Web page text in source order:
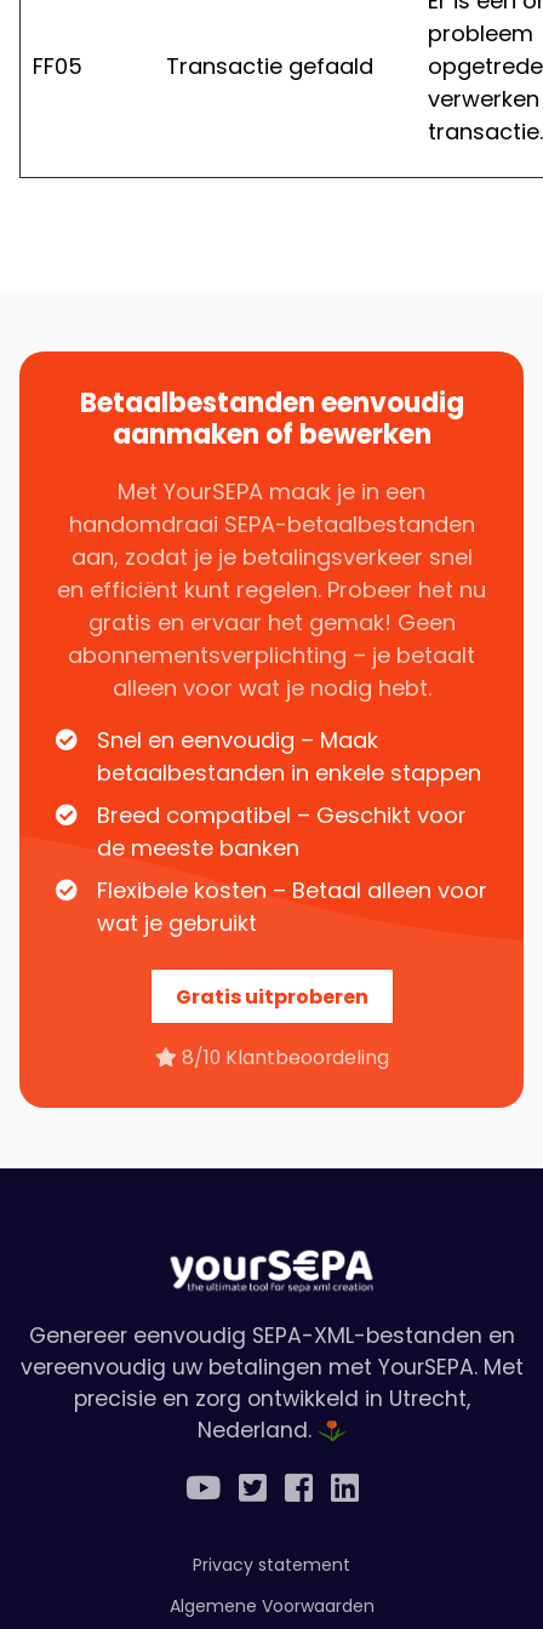
FF05 Transactie gefaald
probleem
transactie.
Betaalbestanden eenvoudig
aanmaken of bewerken
Met YourSEPA maak je in een
handomdraai SEPA-betaalbestanden
aan, zodat je je betalingsverkeer snel
en efficiënt kunt regelen. Probeer het nu
gratis en ervaar het gemak! Geen
abonnementsverplichting – je betaalt
alleen voor wat je nodig hebt.
Snel en eenvoudig – Maak
betaalbestanden in enkele stappen
Breed compatibel – Geschikt voor
de meeste banken
Flexibele kosten – Betaal alleen voor
wat je gebruikt
Gratis uitproberen
8/10 Klantbeoordeling
Genereer eenvoudig SEPA-XML-bestanden en
vereenvoudig uw betalingen met YourSEPA. Met
precisie en zorg ontwikkeld in Utrecht,
Nederland.
Privacy statement
Algemene Voorwaarden